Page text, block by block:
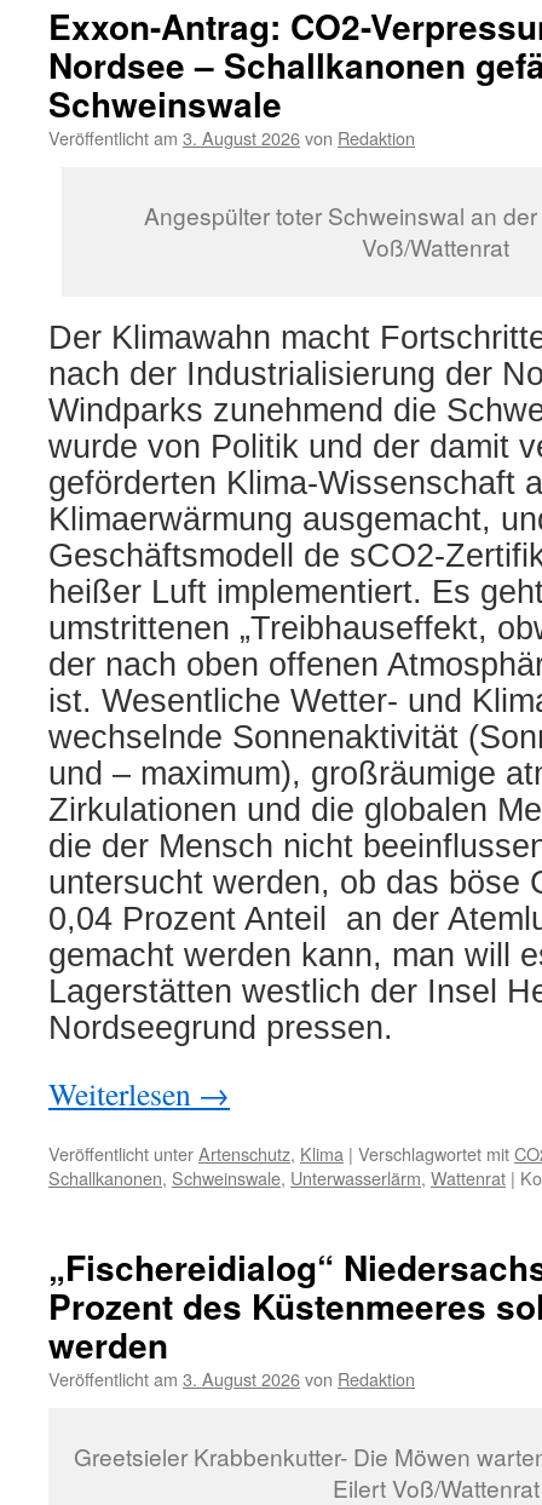
Gewinner:
Der
neue
Wattenmeer“
Exxon-Antrag: CO2-
Nordsee – Schallkanonen
Schweinswale
Veröffentlicht am 3. August 2026von Redaktion
Angespülter toter Schweinswal an
Voß/Wattenrat
Der Klimawahn macht
nach der Industrialisierung der
Windparks zunehmend die
wurde von Politik und der damit
geförderten Klima-Wissenschaft
Klimaerwärmung ausgemacht,
Geschäftsmodell de sCO2-
heißer Luft implementiert. Es
umstrittenen „Treibhauseffekt,
der nach oben offenen
ist. Wesentliche Wetter- und
wechselnde Sonnenaktivität
und – maximum), großräumige
Zirkulationen und die globalen
die der Mensch nicht
untersucht werden, ob das böse
0,04 Prozent Anteil an der
gemacht werden kann, man will
Lagerstätten westlich der Insel
Nordseegrund pressen.
Weiterlesen →
Veröffentlicht unterArtenschutz, Klima | Verschlagwortet mit
Schallkanonen, Schweinswale, Unterwasserlärm, Wattenrat |
„Fischereidialog“
Prozent des Küstenmeeres
werden
Veröffentlicht am 3. August 2026von Redaktion
Greetsieler Krabbenkutter- Die Möwen
Eilert Voß/Wattenrat